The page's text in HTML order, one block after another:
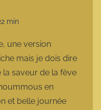
min
une version
mais je dois dire
la saveur de la fève
en
et belle journée